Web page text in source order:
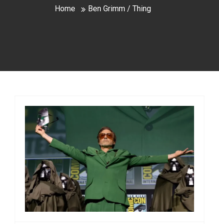
Home Ben Grimm / Thing